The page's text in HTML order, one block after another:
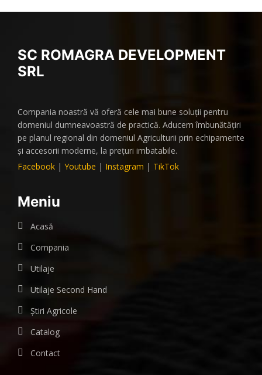
SC ROMAGRA DEVELOPMENT
SRL
Compania noastră vă oferă cele mai bune soluții pentru
domeniul dumneavoastră de practică. Aducem îmbunătățiri
pe planul regional din domeniul Agriculturii prin echipamente
și accesorii moderne, la prețuri imbatabile.
Facebook | Youtube | Instagram | TikTok
Meniu
Acasă
Compania
Utilaje
Utilaje Second Hand
Știri Agricole
Catalog
Contact